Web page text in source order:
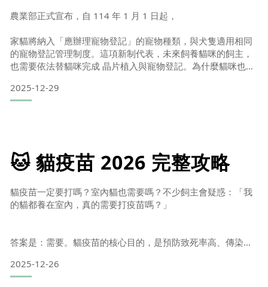
親人、貪吃、情緒外顯又很有存在感。牠們通常不太怕生，
喜歡跟人互動、主動討摸，
也是最容易「一叫就來
次看懂
農業部正式宣布，自 114 年 1 月 1 日起，
家貓將納入「應辦理寵物登記」的寵物種類，與犬隻適用相同
的寵物登記管理制度。這項新制代表，未來飼養貓咪的飼主，
也需要依法替貓咪完成 晶片植入與寵物登記。為什麼貓咪也需
根據「寵物登記管理資訊網」資料顯示：自 110 年起，貓咪的
農業部於 113 年 12 月 16 日 修正相關公告，
2025-12-29
🐱 貓疫苗 2026 完整攻略
貓疫苗一定要打嗎？室內貓也需要嗎？不少飼主會疑惑：「我
的貓都養在室內，真的需要打疫苗嗎？」
答案是：需要。貓疫苗的核心目的，是預防致死率高、傳染力
來得又急又重，治療困難、死亡率高，因此「預防永遠勝於治
療」。即使是完全不外出的室內貓，也無法保證零風險。病毒
2025-12-26